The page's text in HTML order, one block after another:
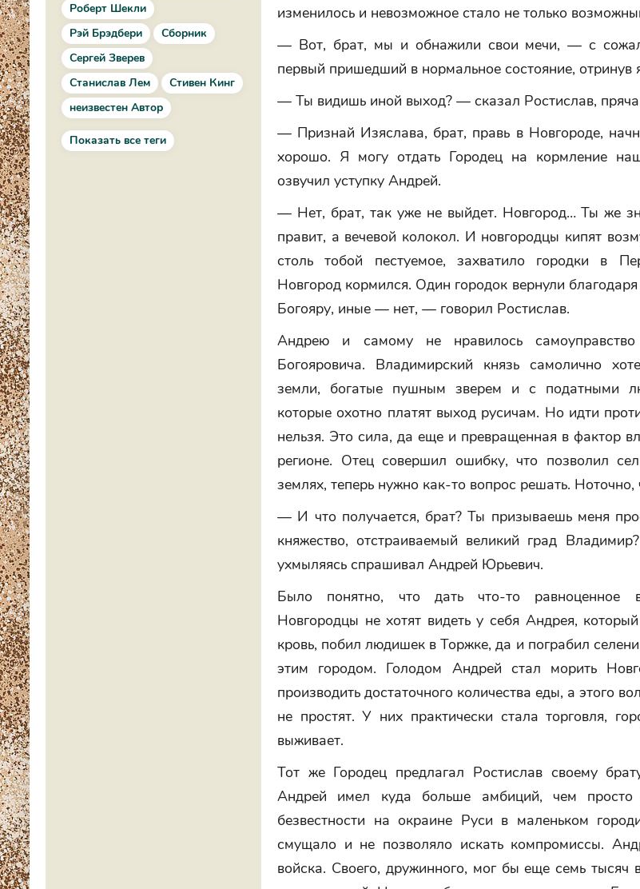
Роберт Шекли
Рэй Брэдбери
Сборник
Сергей Зверев
Станислав Лем
Стивен Кинг
неизвестен Автор
Показать все теги
изменилось и невозможное стало не только
— Вот, брат, мы и обнажили свои мечи, — с
первый пришедший в нормальное состояние, отринув
— Ты видишь иной выход? — сказал Ростислав,
— Признай Изяслава, брат, правь в Новгороде,
хорошо. Я могу отдать Городец на кормление
озвучил уступку Андрей.
— Нет, брат, так уже не выйдет. Новгород… Ты же
правит, а вечевой колокол. И новгородцы кипят
столь тобой пестуемое, захватило городки в
Новгород кормился. Один городок вернули
Богояру, иные — нет, — говорил Ростислав.
Андрею и самому не нравилось
Богояровича. Владимирский князь самолично
земли, богатые пушным зверем и с податными
которые охотно платят выход русичам. Но идти
нельзя. Это сила, да еще и превращенная в фактор
регионе. Отец совершил ошибку, что позволил
землях, теперь нужно как-то вопрос решать. Ноточно,
— И что получается, брат? Ты призываешь меня
княжество, отстраиваемый великий град
ухмыляясь спрашивал Андрей Юрьевич.
Было понятно, что дать что-то равноценное
Новгородцы не хотят видеть у себя Андрея,
кровь, побил людишек в Торжке, да и пограбил
этим городом. Голодом Андрей стал морить
производить достаточного количества еды, а этого
не простят. У них практически стала торговля,
выживает.
Тот же Городец предлагал Ростислав своему
Андрей имел куда больше амбиций, чем
безвестности на окраине Руси в маленьком
смущало и не позволяло искать компромиссы.
войска. Своего, дружинного, мог бы еще семь тысяч